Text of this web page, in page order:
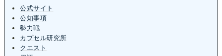
公式サイト
公知事項
勢力戦
カプセル研究所
クエスト